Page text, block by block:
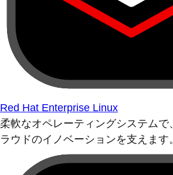
Red Hat Enterprise Linux
柔軟なオペレーティングシステムで
ラウドのイノベーションを支えます。